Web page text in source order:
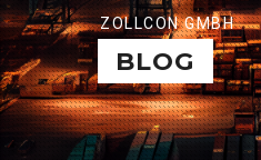
ZOLLCON GMBH
BLOG